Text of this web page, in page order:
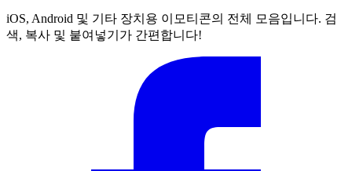
iOS, Android 및 기타 장치용 이모티콘의 전체 모음입니다. 검
색, 복사 및 붙여넣기가 간편합니다!